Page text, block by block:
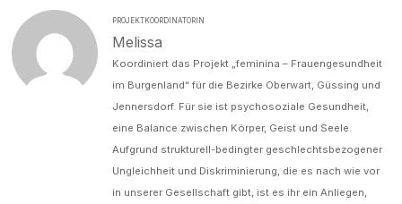
PROJEKTKOORDINATORIN
Melissa
Koordiniert das Projekt „feminina – Frauengesundheit
im Burgenland“ für die Bezirke Oberwart, Güssing und
Jennersdorf. Für sie ist psychosoziale Gesundheit,
eine Balance zwischen Körper, Geist und Seele.
Aufgrund strukturell-bedingter geschlechtsbezogener
Ungleichheit und Diskriminierung, die es nach wie vor
in unserer Gesellschaft gibt, ist es ihr ein Anliegen,